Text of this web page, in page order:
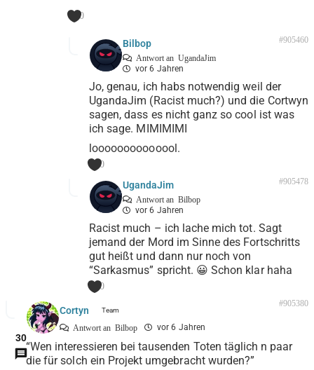
0
Bilbop
Antwort an UgandaJim
vor 6 Jahren
#905460
Jo, genau, ich habs notwendig weil der
UgandaJim (Racist much?) und die Cortwyn
sagen, dass es nicht ganz so cool ist was
ich sage. MIMIMIMI
loooooooooooool.
0
UgandaJim
Antwort an Bilbop
vor 6 Jahren
#905478
Racist much – ich lache mich tot. Sagt
jemand der Mord im Sinne des Fortschritts
gut heißt und dann nur noch von
“Sarkasmus” spricht. 😀 Schon klar haha
0
Cortyn
Antwort an Bilbop vor 6 Jahren
#905380
“Wen interessieren bei tausenden Toten täglich n paar
die für solch ein Projekt umgebracht wurden?”
30